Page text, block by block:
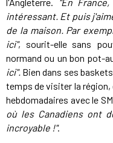
l'Angleterre.
"En
intéressant. Et puis
de la maison. Par
ici", sourit-elle sans
normand ou un bon pot-
ici". Bien dans ses
temps de visiter la région,
hebdomadaires avec le
où les Canadiens ont
incroyable !".